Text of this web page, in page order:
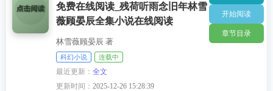
免费在线阅读_残荷听雨念旧年林雪
薇顾晏辰全集小说在线阅读
林雪薇顾晏辰 著
科幻小说 连载中
最近更新：全文
更新时间：2025-12-26 15:28:39
开始阅读
章节目录